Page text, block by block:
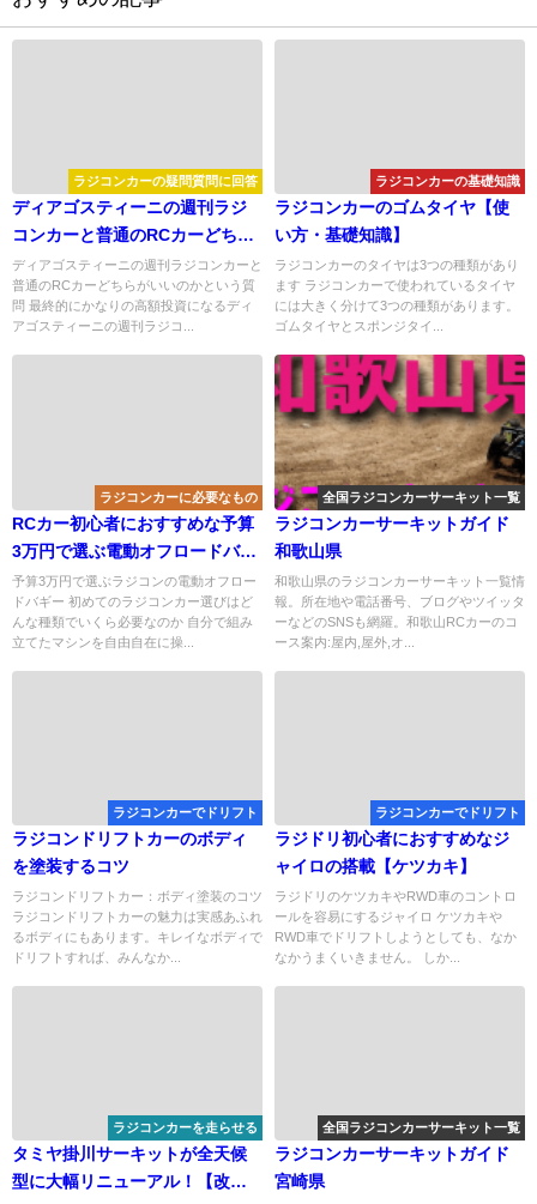
ラジコンカーの疑問質問に回答
ディアゴスティーニの週刊ラジ
コンカーと普通のRCカーどちら
がいいのか
ディアゴスティーニの週刊ラジコンカーと
普通のRCカーどちらがいいのかという質
問 最終的にかなりの高額投資になるディ
アゴスティーニの週刊ラジコ...
ラジコンカーの基礎知識
ラジコンカーのゴムタイヤ【使
い方・基礎知識】
ラジコンカーのタイヤは3つの種類があり
ます ラジコンカーで使われているタイヤ
には大きく分けて3つの種類があります。
ゴムタイヤとスポンジタイ...
ラジコンカーに必要なもの
RCカー初心者におすすめな予算
3万円で選ぶ電動オフロードバギ
ー
予算3万円で選ぶラジコンの電動オフロー
ドバギー 初めてのラジコンカー選びはど
んな種類でいくら必要なのか 自分で組み
立てたマシンを自由自在に操...
全国ラジコンカーサーキット一覧
ラジコンカーサーキットガイド
和歌山県
和歌山県のラジコンカーサーキット一覧情
報。所在地や電話番号、ブログやツイッタ
ーなどのSNSも網羅。和歌山RCカーのコ
ース案内:屋内,屋外,オ...
ラジコンカーでドリフト
ラジコンドリフトカーのボディ
を塗装するコツ
ラジコンドリフトカー：ボディ塗装のコツ
ラジコンドリフトカーの魅力は実感あふれ
るボディにもあります。キレイなボディで
ドリフトすれば、みんなか...
ラジコンカーでドリフト
ラジドリ初心者におすすめなジ
ャイロの搭載【ケツカキ】
ラジドリのケツカキやRWD車のコントロ
ールを容易にするジャイロ ケツカキや
RWD車でドリフトしようとしても、なか
なかうまくいきません。 しか...
ラジコンカーを走らせる
タミヤ掛川サーキットが全天候
型に大幅リニューアル！【改
全国ラジコンカーサーキット一覧
ラジコンカーサーキットガイド
宮崎県